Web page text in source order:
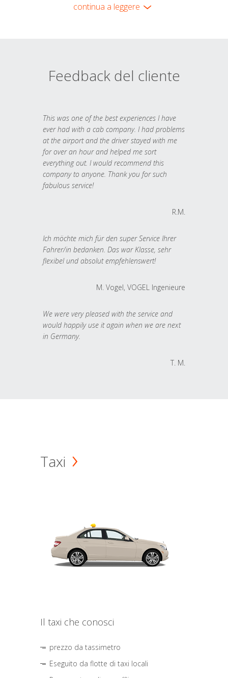
continua a leggere
Feedback del cliente
This was one of the best experiences I have
ever had with a cab company. I had problems
at the airport and the driver stayed with me
for over an hour and helped me sort
everything out. I would recommend this
company to anyone. Thank you for such
fabulous service!
R.M.
Ich möchte mich für den super Service Ihrer
Fahrer/in bedanken. Das war Klasse, sehr
flexibel und absolut empfehlenswert!
M. Vogel, VOGEL Ingenieure
We were very pleased with the service and
would happily use it again when we are next
in Germany.
T. M.
Taxi
Il taxi che conosci
prezzo da tassimetro
Eseguito da flotte di taxi locali